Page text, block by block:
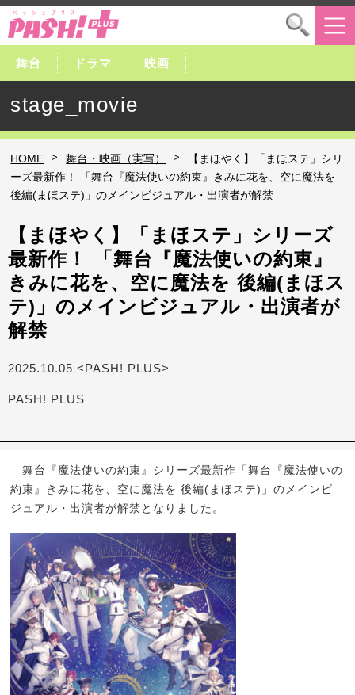
舞台 ドラマ 映画
stage_movie
HOME > 舞台・映画（実写） >
【まほやく】「まほステ」シリ
ーズ最新作！ 「舞台『魔法使いの約束』きみに花を、空に魔法を
後編(まほステ)」のメインビジュアル・出演者が解禁
【まほやく】「まほステ」シリーズ
最新作！ 「舞台『魔法使いの約束』
きみに花を、空に魔法を 後編(まほス
テ)」のメインビジュアル・出演者が
解禁
2025.10.05 <PASH! PLUS>
PASH! PLUS
舞台『魔法使いの約束』シリーズ最新作「舞台『魔法使いの
約束』きみに花を、空に魔法を 後編(まほステ)」のメインビ
ジュアル・出演者が解禁となりました。